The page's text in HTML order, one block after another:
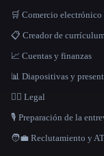
🛒 Comercio electrónico
📋 Creador de
📈 Cuentas y finanzas
📊 Diapositivas y
👩‍⚖️ Legal
🎙️ Preparación de la
🧑‍💼 Reclutamiento y